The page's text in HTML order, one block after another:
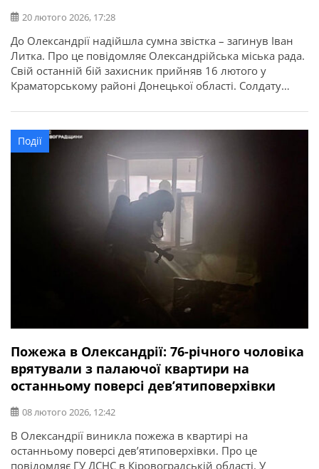
20 лютого 2026, 17:28
До Олександрії надійшла сумна звістка – загинув Іван
Литка. Про це повідомляє Олександрійська міська рада.
Свій останній бій захисник прийняв 16 лютого у
Краматорському районі Донецької області. Солдату
брати. Щиро співчуваємо рідним і близьким. Про час і
місце прощання із Іваном Литкою буде повідомлено
додатково.
Події
Пожежа в Олександрії: 76-річного чоловіка
врятували з палаючої квартири на
останньому поверсі дев’ятиповерхівки
08 лютого 2026, 12:42
В Олександрії виникла пожежа в квартирі на
останньому поверсі дев’ятиповерхівки. Про це
повідомляє ГУ ДСНС в Кіровоградській області. У